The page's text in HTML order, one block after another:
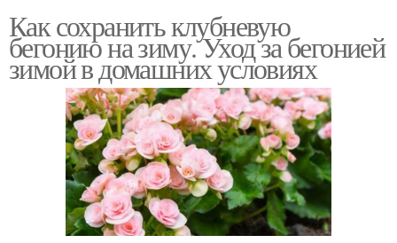
Как сохранить клубневую
бегонию на зиму. Уход за бегонией
зимой в домашних условиях